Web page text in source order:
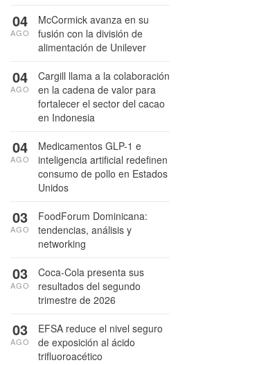
McCormick avanza en su
fusión con la división de
alimentación de Unilever
04
AGO
Cargill llama a la colaboración
en la cadena de valor para
fortalecer el sector del cacao
en Indonesia
04
AGO
Medicamentos GLP-1 e
inteligencia artificial redefinen
consumo de pollo en Estados
Unidos
04
AGO
FoodForum Dominicana:
tendencias, análisis y
networking
03
AGO
Coca-Cola presenta sus
resultados del segundo
trimestre de 2026
03
AGO
EFSA reduce el nivel seguro
de exposición al ácido
trifluoroacético
03
AGO